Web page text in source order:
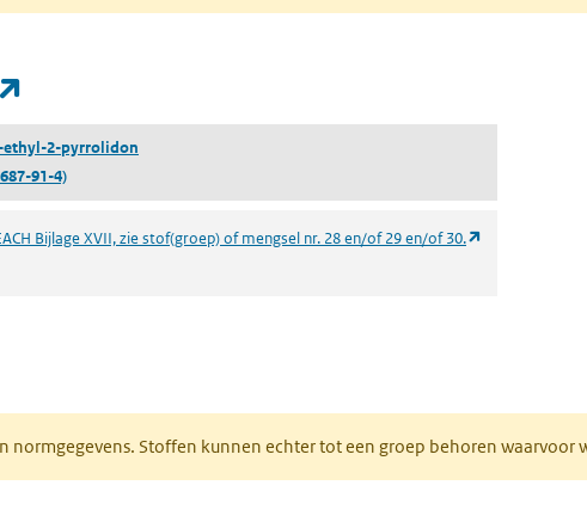
ethyl-2-pyrrolidon
91-4)
Bijlage XVII, zie stof(groep) of mengsel nr. 28 en/of 29 en/of 30.
normgegevens. Stoffen kunnen echter tot een groep behoren waarvoor